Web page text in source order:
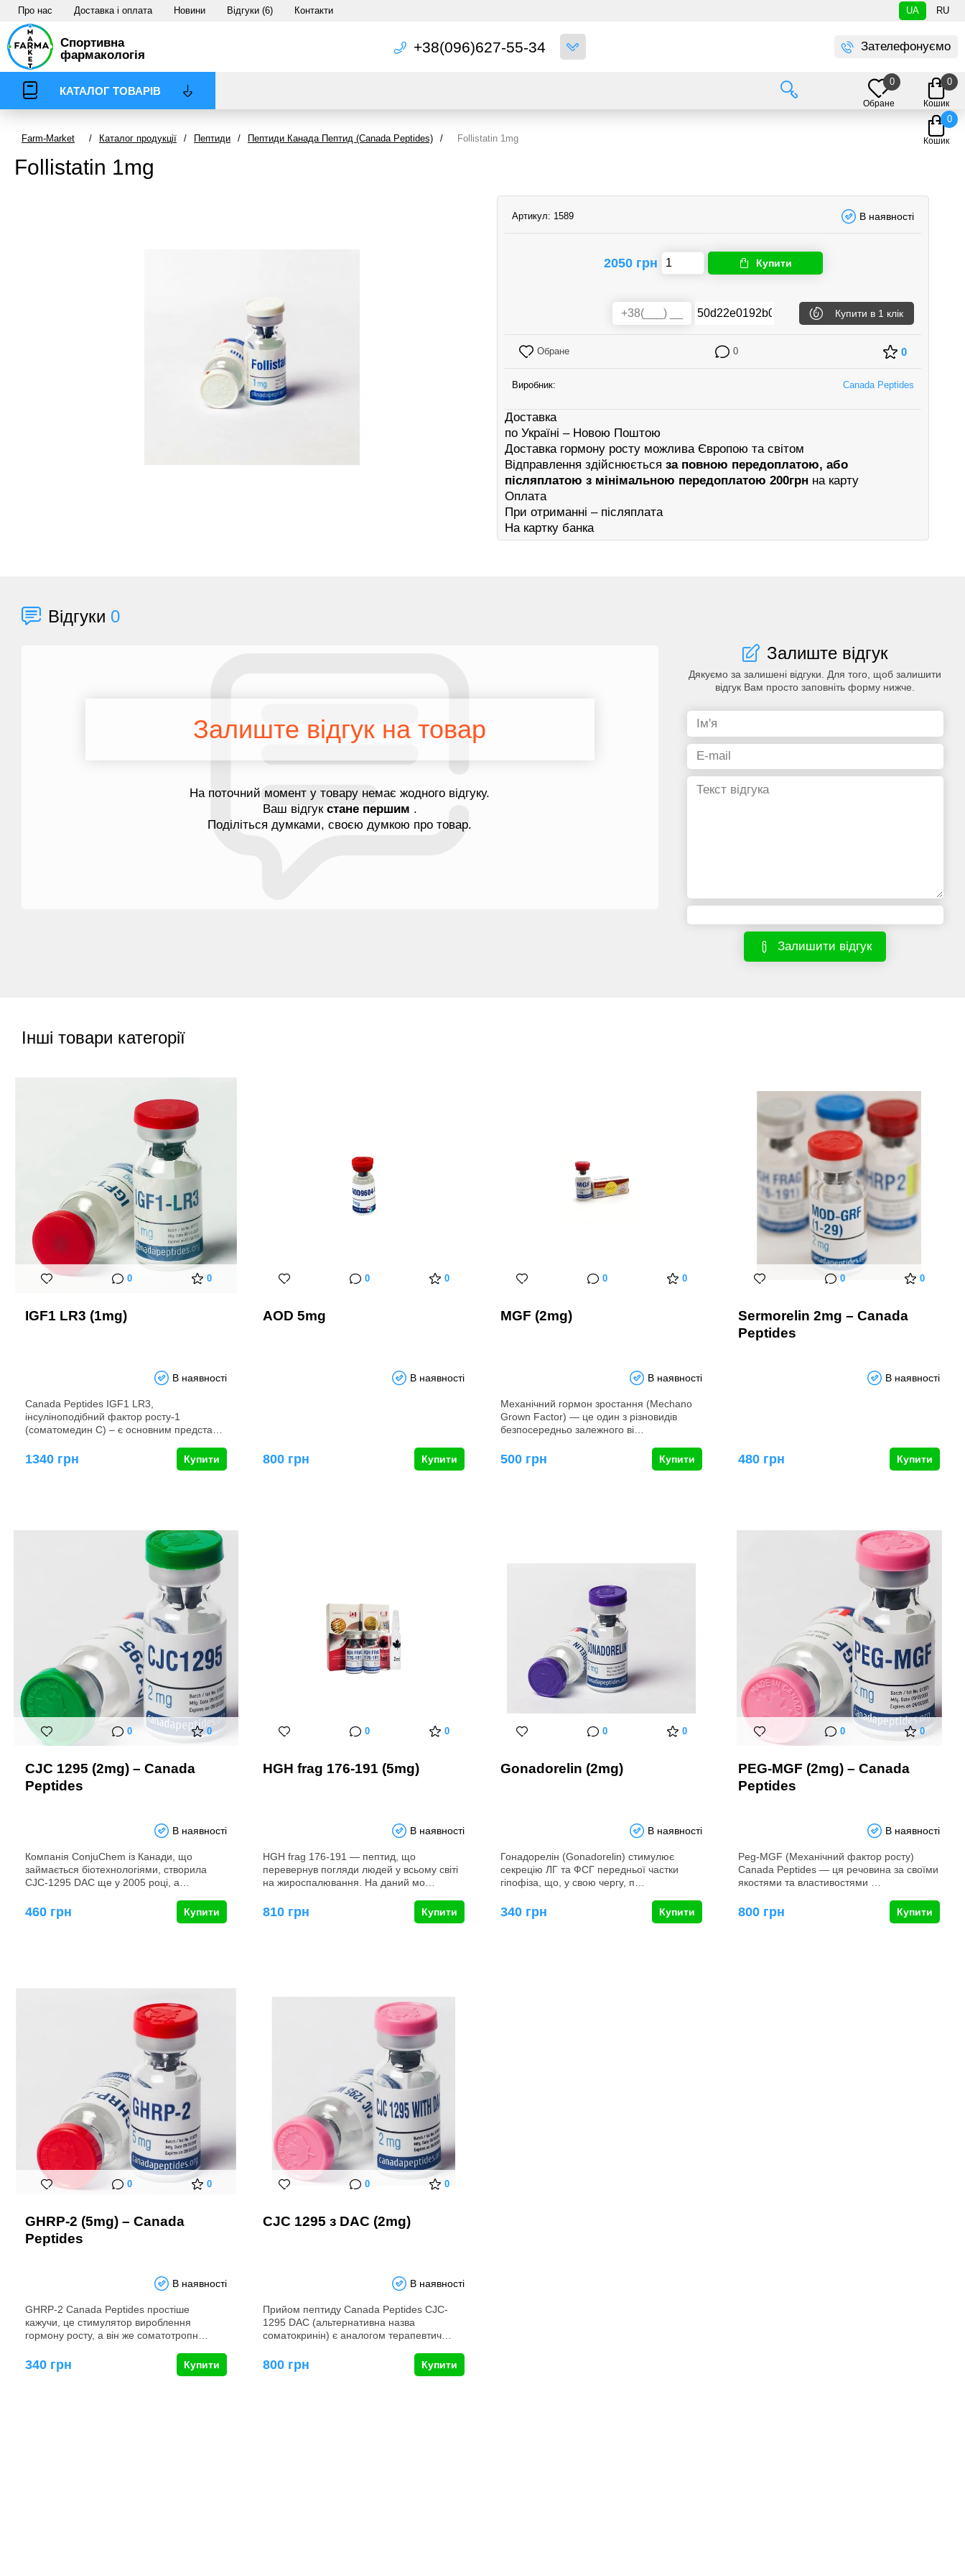
Про нас Доставка і оплата Новини Відгуки (6) Контакти UA RU
Спортивна
фармакологія
+38(096)627-55-34 Зателефонуємо
КАТАЛОГ ТОВАРІВ
Обране
0
Кошик
0
Кошик
0
Farm-Market
/ Каталог продукції / Пептиди / Пептиди Канада Пептид (Canada Peptides) / Follistatin 1mg
Follistatin 1mg
Артикул: 1589 В наявності
2050 грн Купити
Купити в 1 клік
Обране 0 0
Виробник: Canada Peptides
Доставка
по Україні – Новою Поштою
Доставка гормону росту можлива Європою та світом
Відправлення здійснюється за повною передоплатою, або
післяплатою з мінімальною передоплатою 200грн на карту
Оплата
При отриманні – післяплата
На картку банка
Відгуки 0
Залиште відгук на товар
На поточний момент у товару немає жодного відгуку.
Ваш відгук стане першим .
Поділіться думками, своєю думкою про товар.
Залиште відгук
Дякуємо за залишені відгуки. Для того, щоб залишити
відгук Вам просто заповніть форму нижче.
Залишити відгук
Інші товари категорії
0 0
IGF1 LR3 (1mg)
В наявності
Canada Peptides IGF1 LR3,
інсуліноподібний фактор росту-1
(соматомедин С) – є основним предста…
1340 грн Купити
0 0
AOD 5mg
В наявності
800 грн Купити
0 0
MGF (2mg)
В наявності
Механічний гормон зростання (Mechano
Grown Factor) ― це один з різновидів
безпосередньо залежного ві…
500 грн Купити
0 0
Sermorelin 2mg – Canada
Peptides
В наявності
480 грн Купити
0 0
CJC 1295 (2mg) – Canada
Peptides
В наявності
Компанія ConjuChem із Канади, що
займається біотехнологіями, створила
CJC-1295 DAC ще у 2005 році, а…
460 грн Купити
0 0
HGH frag 176-191 (5mg)
В наявності
HGH frag 176-191 ― пептид, що
перевернув погляди людей у всьому світі
на жироспалювання. На даний мо…
810 грн Купити
0 0
Gonadorelin (2mg)
В наявності
Гонадорелін (Gonadorelin) стимулює
секрецію ЛГ та ФСГ передньої частки
гіпофіза, що, у свою чергу, п…
340 грн Купити
0 0
PEG-MGF (2mg) – Canada
Peptides
В наявності
Peg-MGF (Механічний фактор росту)
Canada Peptides ― ця речовина за своїми
якостями та властивостями …
800 грн Купити
0 0
GHRP-2 (5mg) – Canada
Peptides
В наявності
GHRP-2 Canada Peptides простіше
кажучи, це стимулятор вироблення
гормону росту, а він же соматотропн…
340 грн Купити
0 0
CJC 1295 з DAC (2mg)
В наявності
Прийом пептиду Canada Peptides CJC-
1295 DAC (альтернативна назва
соматокринін) є аналогом терапевтич…
800 грн Купити